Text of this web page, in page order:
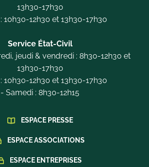
13h30-17h30
10h30-12h30 et 13h30-17h30
Service État-Civil
jeudi & vendredi : 8h30-12h30 et
13h30-17h30
10h30-12h30 et 13h30-17h30
- Samedi : 8h30-12h15
ESPACE PRESSE
ESPACE ASSOCIATIONS
ESPACE ENTREPRISES